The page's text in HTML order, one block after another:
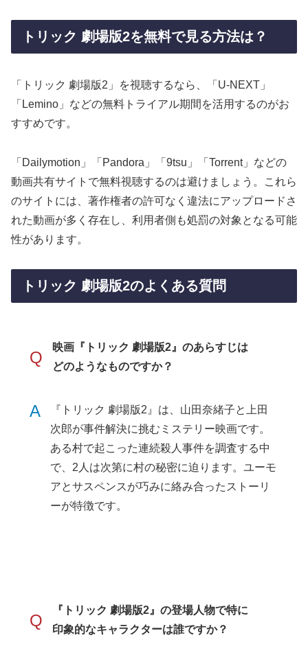
トリック 劇場版2を無料で見る方法は？
「トリック 劇場版2」を視聴するなら、「U-NEXT」
「Lemino」などの無料トライアル期間を活用するのがお
すすめです。
「Dailymotion」「Pandora」「9tsu」「Torrent」などの
動画共有サイトで無料視聴するのは避けましょう。これら
のサイトには、著作権者の許可なく違法にアップロードさ
れた動画が多く存在し、利用者側も処罰の対象となる可能
性があります。
トリック 劇場版2のよくある質問
Q
映画『トリック 劇場版2』のあらすじは
どのようなものですか？
A
『トリック 劇場版2』は、山田奈緒子と上田
次郎が事件解決に挑むミステリー映画です。
ある村で起こった連続殺人事件を調査する中
で、2人は次第に村の秘密に迫ります。ユーモ
アとサスペンスが巧みに絡み合ったストーリ
ーが特徴です。
Q
『トリック 劇場版2』の登場人物で特に
印象的なキャラクターは誰ですか？